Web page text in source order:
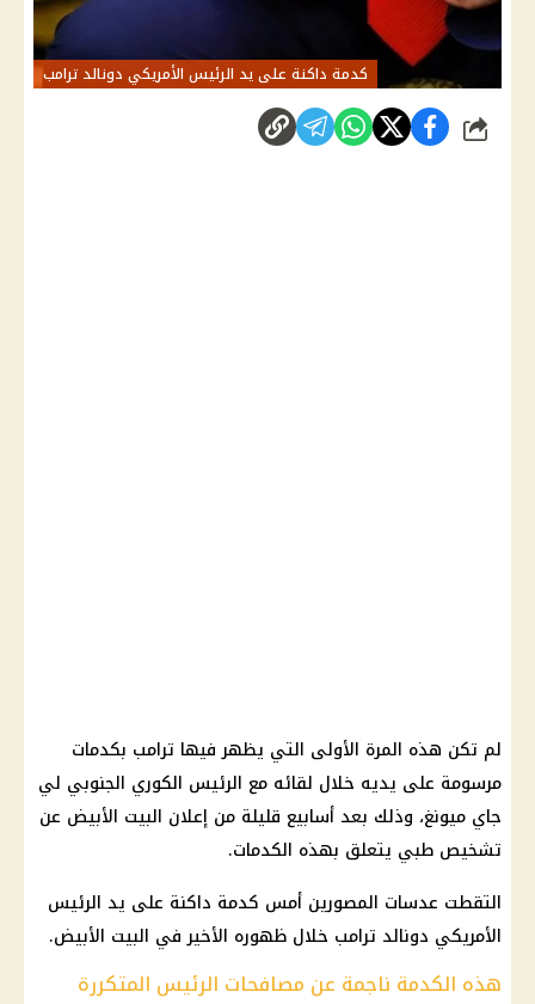
كدمة داكنة على يد الرئيس الأمريكي دونالد ترامب
شارك
لم تكن هذه المرة الأولى التي يظهر فيها ترامب بكدمات
مرسومة على يديه خلال لقائه مع الرئيس الكوري الجنوبي لي
جاي ميونغ، وذلك بعد أسابيع قليلة من إعلان البيت الأبيض عن
تشخيص طبي يتعلق بهذه الكدمات.
التقطت عدسات المصورين أمس كدمة داكنة على يد الرئيس
الأمريكي دونالد ترامب خلال ظهوره الأخير في البيت الأبيض.
هذه الكدمة ناجمة عن مصافحات الرئيس المتكررة